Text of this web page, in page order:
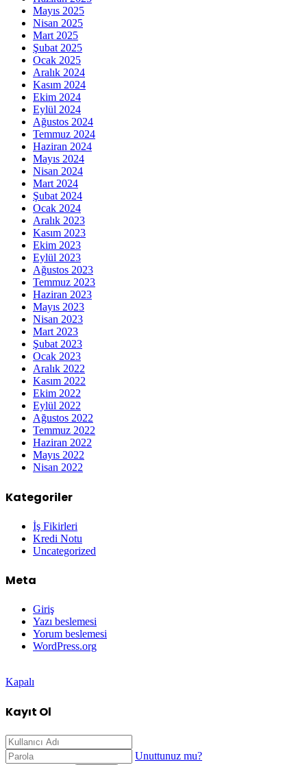
Mayıs 2025
Nisan 2025
Mart 2025
Şubat 2025
Ocak 2025
Aralık 2024
Kasım 2024
Ekim 2024
Eylül 2024
Ağustos 2024
Temmuz 2024
Haziran 2024
Mayıs 2024
Nisan 2024
Mart 2024
Şubat 2024
Ocak 2024
Aralık 2023
Kasım 2023
Ekim 2023
Eylül 2023
Ağustos 2023
Temmuz 2023
Haziran 2023
Mayıs 2023
Nisan 2023
Mart 2023
Şubat 2023
Ocak 2023
Aralık 2022
Kasım 2022
Ekim 2022
Eylül 2022
Ağustos 2022
Temmuz 2022
Haziran 2022
Mayıs 2022
Nisan 2022
Kategoriler
İş Fikirleri
Kredi Notu
Uncategorized
Meta
Giriş
Yazı beslemesi
Yorum beslemesi
WordPress.org
Kapalı
Kayıt Ol
Unuttunuz mu?